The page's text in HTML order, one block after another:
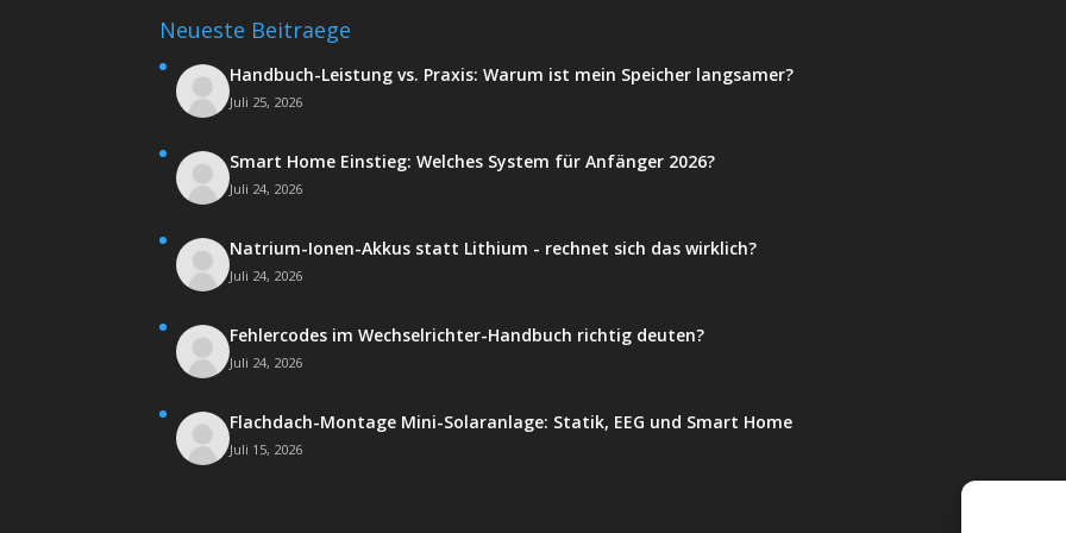
Neueste Beitraege
Handbuch-Leistung vs. Praxis: Warum ist mein Speicher langsamer?
Juli 25, 2026
Smart Home Einstieg: Welches System für Anfänger 2026?
Juli 24, 2026
Natrium-Ionen-Akkus statt Lithium - rechnet sich das wirklich?
Juli 24, 2026
Fehlercodes im Wechselrichter-Handbuch richtig deuten?
Juli 24, 2026
Flachdach-Montage Mini-Solaranlage: Statik, EEG und Smart Home
Juli 15, 2026